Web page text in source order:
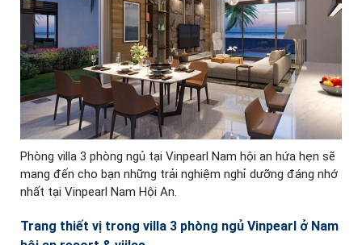
Phòng villa 3 phòng ngủ tại Vinpearl Nam hội an hứa hẹn sẽ
mang đến cho bạn những trải nghiệm nghỉ dưỡng đáng nhớ
nhất tại Vinpearl Nam Hội An.
Trang thiết vị trong villa 3 phòng ngủ Vinpearl ở Nam